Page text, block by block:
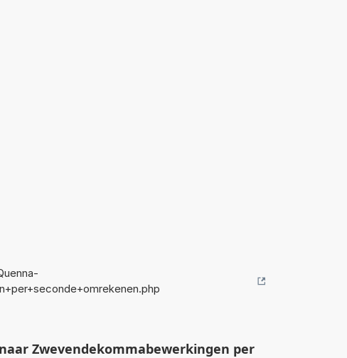
Zwevendekommabewerkingen per